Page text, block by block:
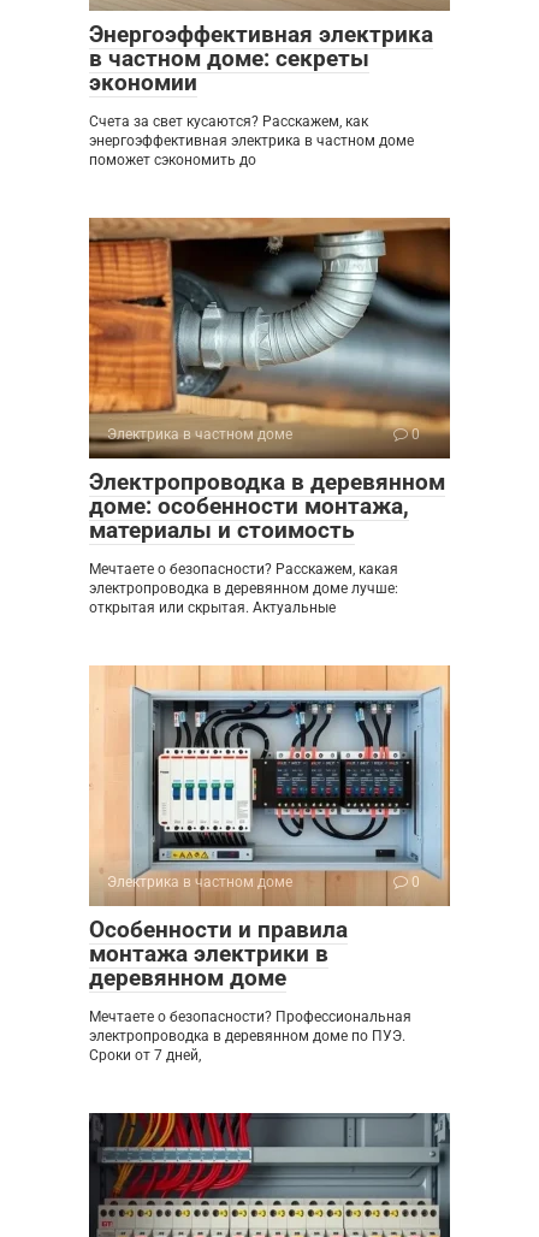
Энергоэффективная электрика
в частном доме: секреты
экономии
Счета за свет кусаются? Расскажем, как
энергоэффективная электрика в частном доме
поможет сэкономить до
Электрика в частном доме 0
Электропроводка в деревянном
доме: особенности монтажа,
материалы и стоимость
Мечтаете о безопасности? Расскажем, какая
электропроводка в деревянном доме лучше:
открытая или скрытая. Актуальные
Электрика в частном доме 0
Особенности и правила
монтажа электрики в
деревянном доме
Мечтаете о безопасности? Профессиональная
электропроводка в деревянном доме по ПУЭ.
Сроки от 7 дней,